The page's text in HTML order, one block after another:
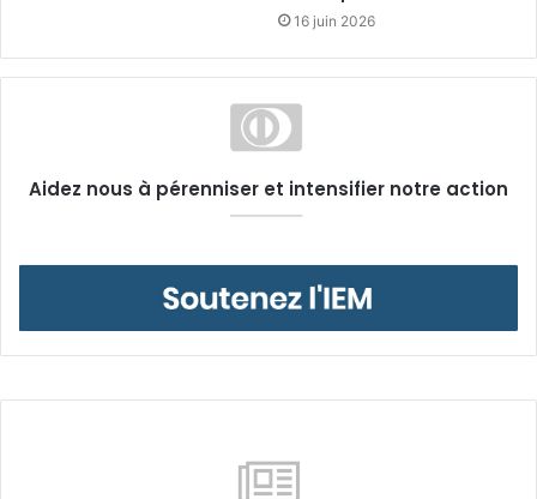
16 juin 2026
Aidez nous à pérenniser et intensifier notre action